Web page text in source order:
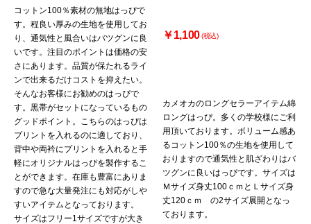
コットン100％素材の無地はっぴで
す。程良い厚みの生地を使用してお
り、通気性と風合いはバツグンに良
いです。注目のポイントは価格の安
さにあります。品質が保たれるライ
ンで出来るだけコストを抑えたい。
そんなお客様にお勧めのはっぴで
す。黒帯がセットになっているもの
グッドポイント。こちらのはっぴは
プリントを入れるのに適しており、
背中や両衿にプリントを入れると手
軽にオリジナルはっぴを製作するこ
とができます。在庫も豊富にありま
すので急な大量発注にも対応がしや
すいアイテムとなっております。
サイズはフリー1サイズですが大き
￥1,100(税込)
カメオカのロングセラーアイテム綿
ロングはっぴ。多くの学校様にご利
用頂いております。ボリューム感あ
るコットン100％の生地を使用して
おりますので通気性と肌ざわりはバ
ツグンに良いはっぴです。サイズは
Ｍサイズ身丈100ｃｍとＬサイズ身
丈120ｃｍ の2サイズ展開となっ
ております。